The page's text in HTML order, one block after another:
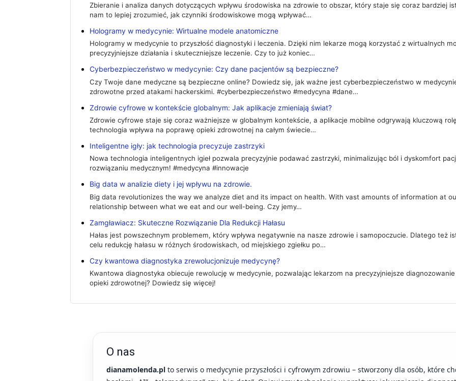
Zbieranie i analiza danych dotyczących wpływu środowiska na zdrowie to obszar, który staje się coraz bardziej
nam to lepiej zrozumieć, jak czynniki środowiskowe mogą wpływać…
Hologramy w medycynie: Wirtualne modele anatomiczne
Hologramy w medycynie to przyszłość diagnostyki i leczenia. Dzięki nim lekarze mogą korzystać z wirtualnych
precyzyjniejsze działania i skuteczniejsze leczenie. Czy to już koniec…
Cyberbezpieczeństwo w medycynie: Czy dane pacjentów są bezpieczne?
Czy Twoje dane medyczne są bezpieczne online? Dowiedz się, jak ważne jest cyberbezpieczeństwo w
zdrowotne przed atakami hackerskimi. #cyberbezpieczeństwo #medycyna #dane…
Zdrowie cyfrowe w kontekście globalnym: Jak aplikacje zmieniają świat?
Zdrowie cyfrowe staje się coraz ważniejsze w globalnym kontekście, a aplikacje mobilne odgrywają kluczową
technologia wpływa na poprawę opieki zdrowotnej na całym świecie…
Inteligentne igły: jak technologia precyzuje zastrzyki
Nowa technologia inteligentnych igieł pozwala precyzyjnie podawać zastrzyki, minimalizując ból i dyskomfort
rozwiązaniu medycznym! #medycyna #innowacje
Big data w analizie diety i jej wpływu na zdrowie.
Big data revolutionizes the way we analyze diet and its impact on health. With vast amounts of information at
relationship between what we eat and our well-being. Czy jemy…
Zamgławiacz: Skuteczne Rozwiązanie Dla Redukcji Hałasu
Hałas jest powszechnym problemem, który wpływa negatywnie na nasze zdrowie i samopoczucie. Dlatego też
celu redukcję hałasu w różnych środowiskach, od miejskiego zgiełku po…
Czy kwantowa diagnostyka zrewolucjonizuje medycynę?
Kwantowa diagnostyka obiecuje rewolucję w medycynie, pozwalając lekarzom na precyzyjniejsze
opieki zdrowotnej? Dowiedz się więcej!
O nas
dianamolenda.pl to serwis o medycynie przyszłości i cyfrowym zdrowiu – stworzony dla osób, które